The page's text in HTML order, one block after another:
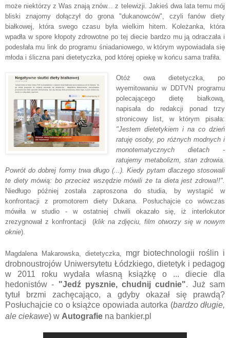
może niektórzy z Was znają znów... z telewizji. Jakieś dwa lata temu mój
bliski znajomy dołączył do grona "dukanowców", czyli fanów diety
białkowej, która swego czasu była wielkim hitem. Koleżanka, która
wpadła w spore kłopoty zdrowotne po tej diecie bardzo mu ją odraczała i
podesłała mu link do programu śniadaniowego, w którym wypowiadała się
młoda i śliczna pani dietetyczka, pod której opiekę w końcu sama trafiła.
Otóż owa dietetyczka, po
wyemitowaniu w DDTVN programu
polecającego dietę białkową,
napisała do redakcji ponad trzy
stronicowy list, w którym pisała:
"Jestem dietetykiem i na co dzień
ratuję osoby, po różnych modnych i
monotematycznych dietach -
ratujemy metabolizm, stan zdrowia.
Powrót do dobrej formy trwa długo (...). Kiedy pytam dlaczego stosowali
te diety mówią: bo przecież wszędzie mówili że ta dieta jest zdrowa!!".
Niedługo później została zaproszona do studia, by wystąpić w
konfrontacji z promotorem diety Dukana. Posłuchajcie co wówczas
mówiła w studio - w ostatniej chwili okazało się, iż interlokutor
zrezygnował z konfrontacji
(klik na zdjęciu, film otworzy się w nowym
oknie).
Magdalena Makarowska, dietetyczka, mgr biotechnologii roślin i
drobnoustrojów Uniwersytetu Łódzkiego, dietetyk i pedagog
w 2011 roku wydała własną książkę o ... diecie dla
hedonistów - "Jedź pysznie, chudnij cudnie". Już sam
tytuł brzmi zachęcająco, a gdyby okazał się prawdą?
Posłuchajcie co o książce opowiada autorka (bardzo długie,
ale ciekawe) w Autografie na bankier.pl